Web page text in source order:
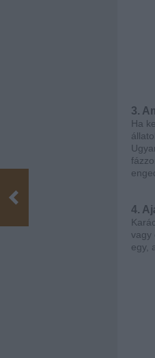
3.
Ha
4.
vagy
egy,